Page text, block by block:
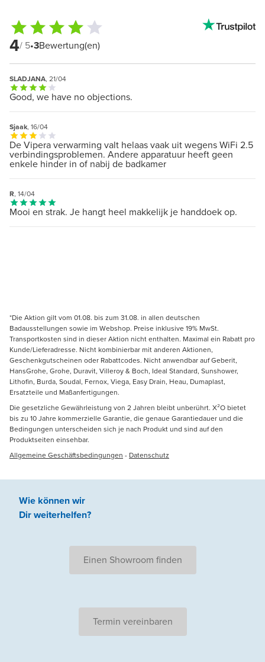
4/ 5•3Bewertung(en)
SLADJANA, 21/04
Good, we have no objections.
Sjaak, 16/04
De Vipera verwarming valt helaas vaak uit wegens WiFi 2.5
verbindingsproblemen. Andere apparatuur heeft geen
enkele hinder in of nabij de badkamer
R, 14/04
Mooi en strak. Je hangt heel makkelijk je handdoek op.
*Die Aktion gilt vom 01.08. bis zum 31.08. in allen deutschen
Badausstellungen sowie im Webshop. Preise inklusive 19% MwSt.
Transportkosten sind in dieser Aktion nicht enthalten. Maximal ein Rabatt pro
Kunde/Lieferadresse. Nicht kombinierbar mit anderen Aktionen,
Geschenkgutscheinen oder Rabattcodes. Nicht anwendbar auf Geberit,
HansGrohe, Grohe, Duravit, Villeroy & Boch, Ideal Standard, Sunshower,
Lithofin, Burda, Soudal, Fernox, Viega, Easy Drain, Heau, Dumaplast,
Ersatzteile und Maßanfertigungen.
Die gesetzliche Gewährleistung von 2 Jahren bleibt unberührt. X²O bietet
bis zu 10 Jahre kommerzielle Garantie, die genaue Garantiedauer und die
Bedingungen unterscheiden sich je nach Produkt und sind auf den
Produktseiten einsehbar.
Allgemeine Geschäftsbedingungen - Datenschutz
Wie können wir
Dir weiterhelfen?
Einen Showroom finden
Termin vereinbaren